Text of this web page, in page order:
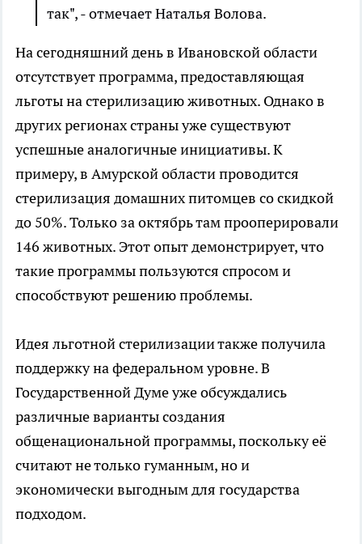
так", - отмечает Наталья Волова.
На сегодняшний день в Ивановской области
отсутствует программа, предоставляющая
льготы на стерилизацию животных. Однако в
других регионах страны уже существуют
успешные аналогичные инициативы. К
примеру, в Амурской области проводится
стерилизация домашних питомцев со скидкой
до 50%. Только за октябрь там прооперировали
146 животных. Этот опыт демонстрирует, что
такие программы пользуются спросом и
способствуют решению проблемы.
Идея льготной стерилизации также получила
поддержку на федеральном уровне. В
Государственной Думе уже обсуждались
различные варианты создания
общенациональной программы, поскольку её
считают не только гуманным, но и
экономически выгодным для государства
подходом.